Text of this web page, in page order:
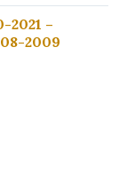
2021 –
2009